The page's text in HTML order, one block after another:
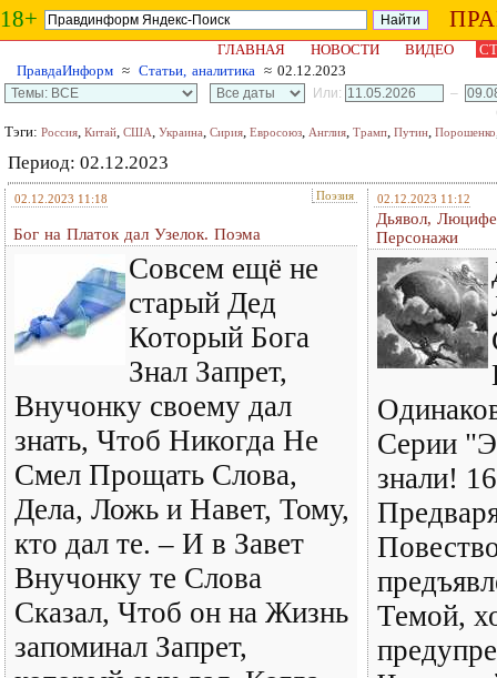
18+
ГЛАВНАЯ НОВОСТИ ВИДЕО
ПравдаИнформ ≈ Статьи, аналитика ≈ 02.12.2023
Или:
–
Тэги: Россия, Китай, США, Украина, Сирия, Евросоюз, Англия, Трамп, Путин, Порошенко
Период: 02.12.2023
02.12.2023 11:18 Поэзия
Бог на Платок дал Узелок. Поэма
Совсем ещё не
старый Дед
Который Бога
Знал Запрет,
Внучонку своему дал
знать, Чтоб Никогда Не
Смел Прощать Слова,
Дела, Ложь и Навет, Тому,
кто дал те. – И в Завет
Внучонку те Слова
Сказал, Чтоб он на Жизнь
запоминал Запрет,
02.12.2023 11:12
Дьявол,
Персонажи
Серии
знали!
Темой,